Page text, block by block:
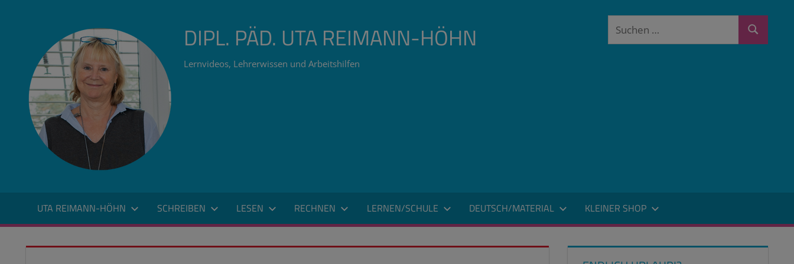
DIPL. PÄD. UTA REIMANN-HÖHN
Lernvideos, Lehrerwissen und Arbeitshilfen
Suchen
Suchen
UTA REIMANN-HÖHN SCHREIBEN LESEN RECHNEN LERNEN/SCHULE DEUTSCH/MATERIAL KLEINER SHOP